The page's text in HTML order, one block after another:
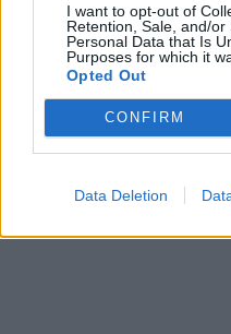
I want to opt-out of
Retention, Sale, and/or
Personal Data that Is
Purposes for which it
Opted Out
CONFIRM
Data Deletion